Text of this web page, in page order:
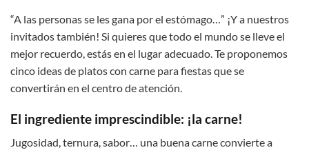
“A las personas se les gana por el estómago…” ¡Y a nuestros
invitados también! Si quieres que todo el mundo se lleve el
mejor recuerdo, estás en el lugar adecuado. Te proponemos
cinco ideas de platos con carne para fiestas que se
convertirán en el centro de atención.
El ingrediente imprescindible: ¡la carne!
Jugosidad, ternura, sabor… una buena carne convierte a